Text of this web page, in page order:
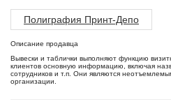
Полиграфия Принт-Депо
Описание продавца
Вывески и таблички выполняют функцию
клиентов основную информацию, включая
сотрудников и т.п. Они являются
организации.